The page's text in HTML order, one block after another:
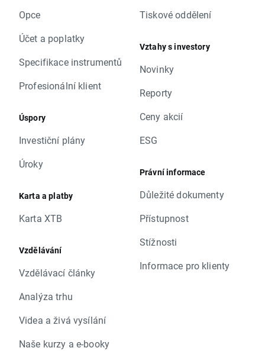
Opce
Účet a poplatky
Specifikace instrumentů
Profesionální klient
Úspory
Investiční plány
Úroky
Karta a platby
Karta XTB
Vzdělávání
Vzdělávací články
Analýza trhu
Videa a živá vysílání
Naše kurzy a e-booky
Tiskové oddělení
Vztahy s investory
Novinky
Reporty
Ceny akcií
ESG
Právní informace
Důležité dokumenty
Přístupnost
Stížnosti
Informace pro klienty